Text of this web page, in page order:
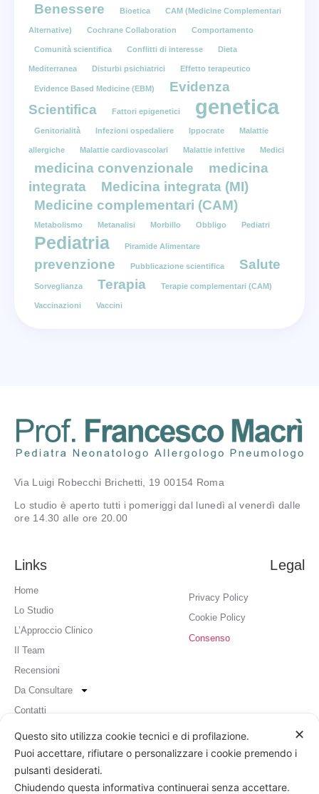
Benessere Bioetica CAM (Medicine Complementari
Alternative) Cochrane Collaboration Comportamento
Comunità scientifica Conflitti di interesse Dieta
Mediterranea Disturbi psichiatrici Effetto terapeutico
Evidence Based Medicine (EBM)
Evidenza
Scientifica
Fattori epigenetici genetica
Genitorialità Infezioni ospedaliere Ippocrate Malattie
allergiche Malattie cardiovascolari Malattie infettive Medici
medicina convenzionale
medicina
integrata
Medicina integrata (MI)
Medicine complementari (CAM)
Metabolismo Metanalisi Morbillo Obbligo Pediatri
Pediatria Piramide Alimentare
prevenzione Pubblicazione scientifica Salute
Sorveglianza Terapia Terapie complementari (CAM)
Vaccinazioni Vaccini
Via Luigi Robecchi Brichetti, 19 00154 Roma
Lo studio è aperto tutti i pomeriggi dal lunedì al venerdì dalle
ore 14.30 alle ore 20.00
Links
Home
Lo Studio
L’Approccio Clinico
Il Team
Recensioni
Da Consultare
Contatti
Legal
Privacy Policy
Cookie Policy
Consenso
Contatti
teamstudiofm@gmail.com
✕
Questo sito utilizza cookie tecnici e di profilazione.
Puoi accettare, rifiutare o personalizzare i cookie premendo i
pulsanti desiderati.
Chiudendo questa informativa continuerai senza accettare.